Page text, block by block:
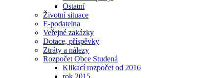
Ostatní
Životní situace
E-podatelna
Veřejné zakázky
Dotace, příspěvky
Ztráty a nálezy
Rozpočet Obce Studená
Klikací rozpočet od 2016
rok 2015